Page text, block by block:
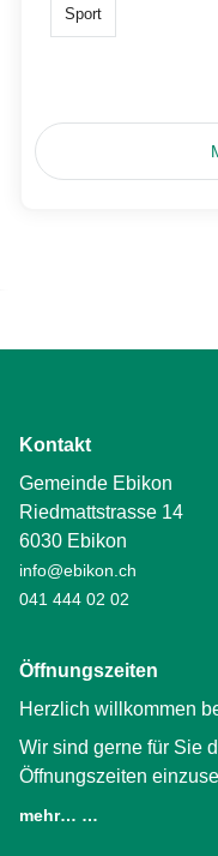
Sport
Kontakt
Gemeinde Ebikon
Riedmattstrasse 14
6030 Ebikon
info@ebikon.ch
041 444 02 02
Öffnungszeiten
Herzlich willkommen
Wir sind gerne für Sie
Öffnungszeiten
mehr… …